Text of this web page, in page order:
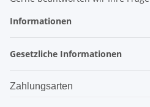
Informationen
Gesetzliche Informationen
Zahlungsarten